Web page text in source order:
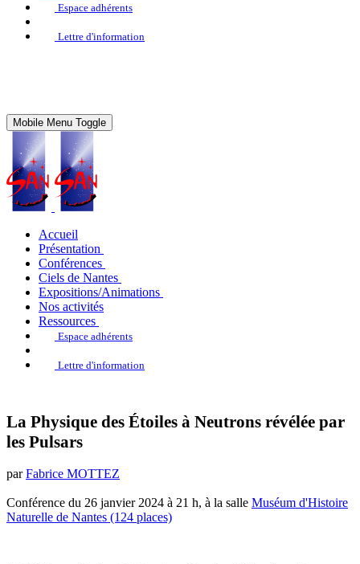
Espace adhérents
Lettre d'information
Mobile Menu Toggle
Accueil
Présentation
Conférences
Ciels de Nantes
Expositions/Animations
Nos activités
Ressources
Espace adhérents
Lettre d'information
La Physique des Étoiles à Neutrons révélée par
les Pulsars
parFabrice MOTTEZ
Conférence du 26 janvier 2024 à 21 h, à la salle Muséum d'Histoire
Naturelle de Nantes (124 places)